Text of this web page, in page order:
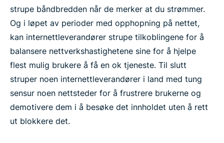
strupe båndbredden når de merker at du strømmer.
Og i løpet av perioder med opphopning på nettet,
kan internettleverandører strupe tilkoblingene for å
balansere nettverkshastighetene sine for å hjelpe
flest mulig brukere å få en ok tjeneste. Til slutt
struper noen internettleverandører i land med tung
sensur noen nettsteder for å frustrere brukerne og
demotivere dem i å besøke det innholdet uten å rett
ut blokkere det.